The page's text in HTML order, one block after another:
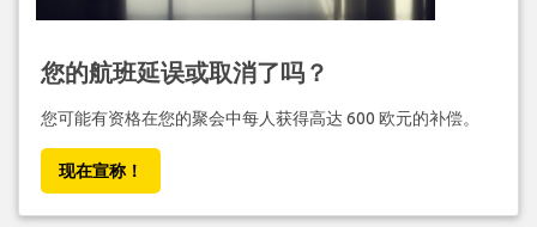
您的航班延误或取消了吗？
您可能有资格在您的聚会中每人获得高达 600 欧元的补偿。
现在宣称！